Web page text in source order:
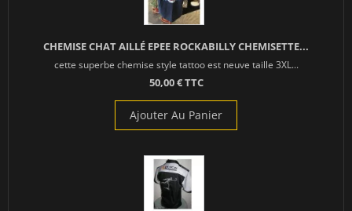
CHEMISE CHAT AILLÉ EPEE ROCKABILLY CHEMISETTE...
cette superbe chemise style tattoo est neuve taille 3XL...
50,00 € TTC
Ajouter Au Panier